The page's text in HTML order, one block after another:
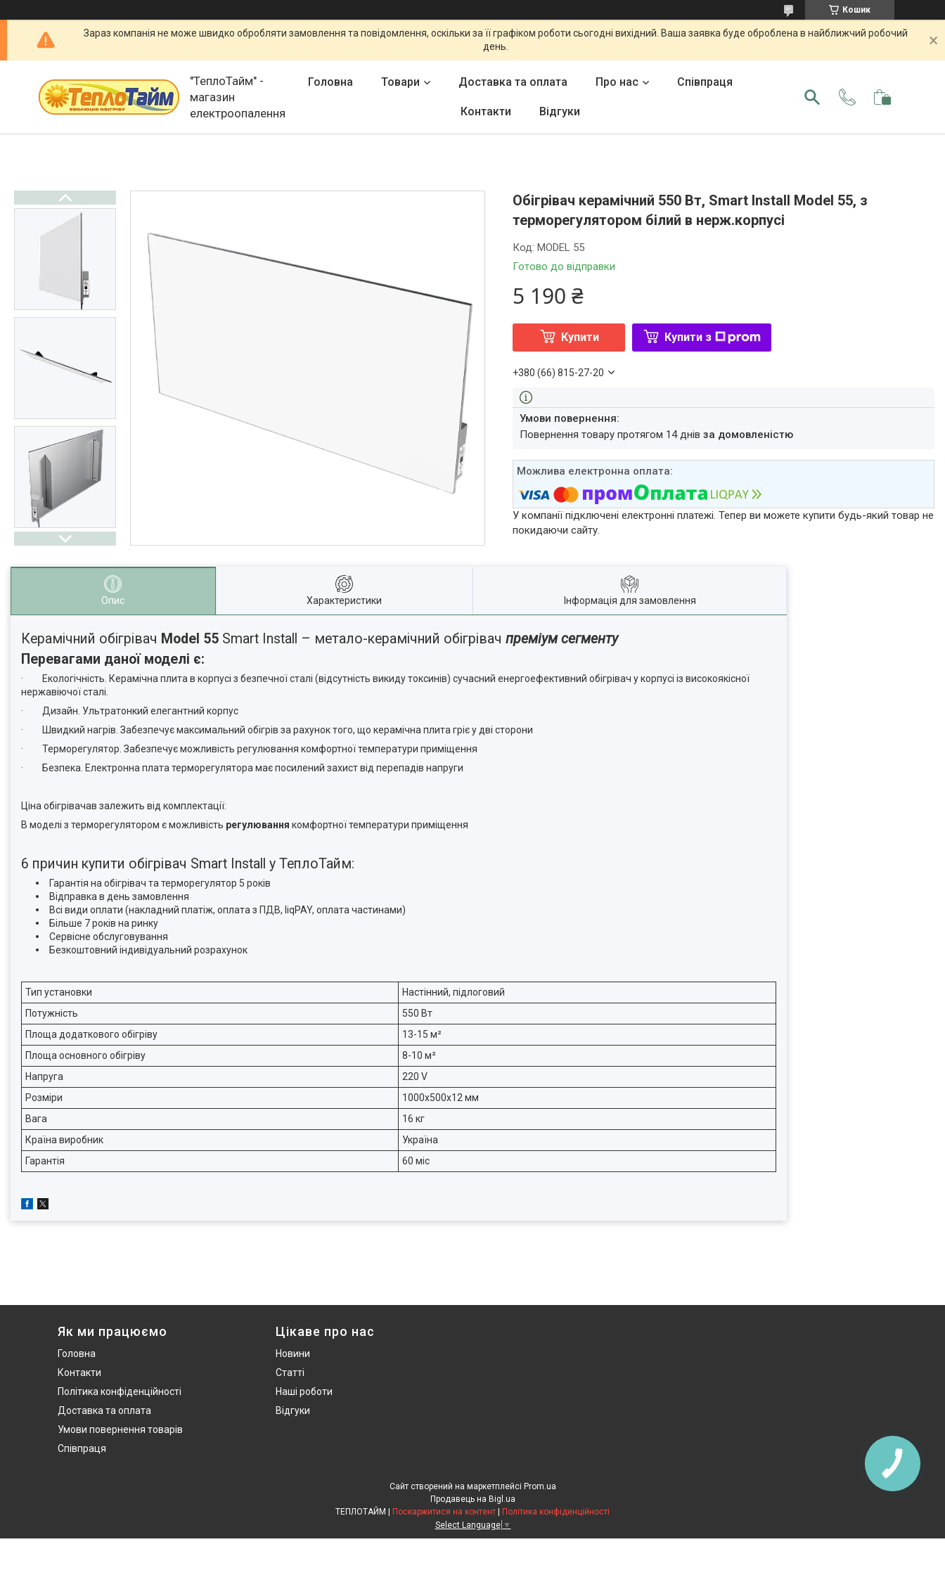
Кошик
Зараз компанія не може швидко обробляти замовлення та повідомлення, оскільки за її графіком роботи сьогодні вихідний. Ваша заявка буде оброблена в найближчий робочий
день.
"ТеплоТайм" -
магазин
електроопалення
Головна Товари Доставка та оплата Про нас Співпраця
Контакти Відгуки
Обігрівач керамічний 550 Вт, Smart Install Model 55, з
терморегулятором білий в нерж.корпусі
Готово до відправки
Код:MODEL 55
5 190 ₴
Купити Купити з
+380 (66) 815-27-20
повернення товару протягом 14 днівза домовленістю
У компанії підключені електронні платежі. Тепер ви можете купити будь-який товар не
покидаючи сайту.
Опис Характеристики Інформація для замовлення
Керамічний обігрівач Model 55 Smart Install – метало-керамічний обігрівач преміум сегменту
Перевагами даної моделі є:
· Екологічність. Керамічна плита в корпусі з безпечної сталі (відсутність викиду токсинів) сучасний енергоефективний обігрівач у корпусі із високоякісної
нержавіючої сталі.
· Дизайн. Ультратонкий елегантний корпус
· Швидкий нагрів. Забезпечує максимальний обігрів за рахунок того, що керамічна плита гріє у дві сторони
· Терморегулятор. Забезпечує можливість регулювання комфортної температури приміщення
· Безпека. Електронна плата терморегулятора має посилений захист від перепадів напруги
Ціна обігрівачав залежить від комплектації:
В моделі з терморегулятором є можливість регулювання комфортної температури приміщення
6 причин купити обігрівач Smart Install у ТеплоТайм:
Гарантія на обігрівач та терморегулятор 5 років
Відправка в день замовлення
Всі види оплати (накладний платіж, оплата з ПДВ, liqPAY, оплата частинами)
Більше 7 років на ринку
Сервісне обслуговування
Безкоштовний індивідуальний розрахунок
Тип установки
Настінний, підлоговий
Потужність
550 Вт
Площа додаткового обігріву
13-15 м²
Площа основного обігріву
8-10 м²
Напруга
220 V
Розміри
1000х500х12 мм
Вага
16 кг
Країна виробник
Україна
Гарантія
60 міс
Як ми працюємо
Головна
Контакти
Політика конфіденційності
Доставка та оплата
Умови повернення товарів
Співпраця
Цікаве про нас
Новини
Статті
Наші роботи
Відгуки
Сайт створений на маркетплейсі Prom.ua
Продавець на Bigl.ua
ТЕПЛОТАЙМ | Поскаржитися на контент | Політика конфіденційності
Select Language ▼